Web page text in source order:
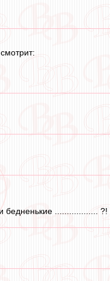
бедненькие .................. ?!